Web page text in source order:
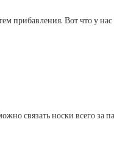
прибавления. Вот что у
связать носки всего за